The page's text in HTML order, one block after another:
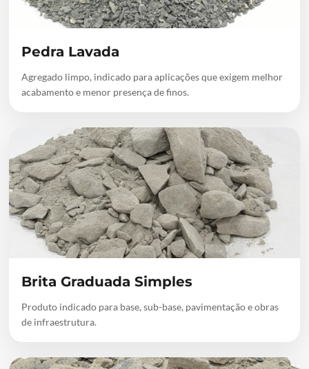
Pedra Lavada
Agregado limpo, indicado para aplicações que exigem melhor
acabamento e menor presença de finos.
Brita Graduada Simples
Produto indicado para base, sub-base, pavimentação e obras
de infraestrutura.